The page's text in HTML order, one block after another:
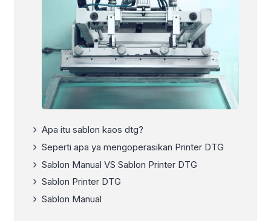
Apa itu sablon kaos dtg?
Seperti apa ya mengoperasikan Printer DTG
Sablon Manual VS Sablon Printer DTG
Sablon Printer DTG
Sablon Manual